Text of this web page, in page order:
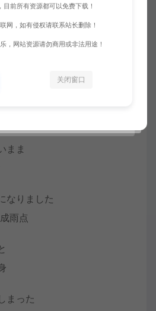
まま
なりました
雨点
まった
目前所有资源都可以免费下载！
网，如有侵权请联系站长删除！
，网站资源请勿商用或非法用途！
关闭窗口